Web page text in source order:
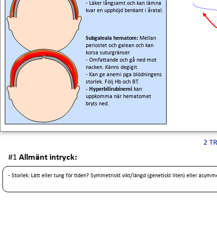
- Läker långsamt och kan lämna
kvar en upphöjd benkant i åratal.
Subgaleala hematom: Mellan
periostet och galean och kan
korsa suturgränser.
- Omfattande och gå ned mot
nacken. Känns degigit.
- Kan ge anemi pga blödningens
storlek. Följ Hb och BT.
- Hyperbilirubinemi kan
uppkomma när hematomet
bryts ned.
2
#1 Allmänt intryck:
- Storlek: Lätt eller tung för tiden? Symmetriskt vikt/längd (genetiskt liten) eller